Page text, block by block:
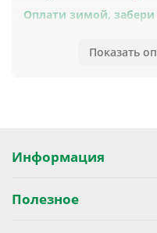
Оплати зимой,
Цены на сайте без
цену у менеджеров
забрать позже!
Показать
Информация
Полезное